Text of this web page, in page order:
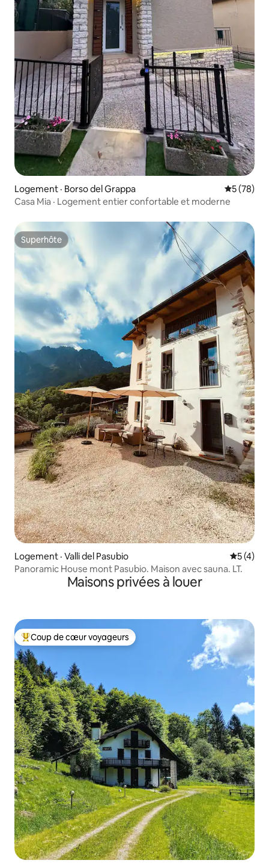
Logement · Borso del Grappa Note
5 (78)
Casa Mia · Logement entier confortable et moderne
Superhôte
Superhôte
Logement · Valli del Pasubio Note
5 (4)
Panoramic House mont Pasubio. Maison avec sauna. LT.
Maisons privées à louer
Coup de cœur voyageurs parmi les plus aimés
Coup de cœur voyageurs